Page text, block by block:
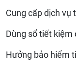
Cung cấp dịch vụ
Dùng sổ tiết kiệm
Hưởng bảo hiểm